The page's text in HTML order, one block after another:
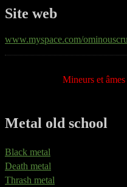
Site web
www.myspace.com/
Mineurs et
Metal old school
Black metal
Death metal
Thrash metal